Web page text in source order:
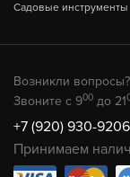
Садовые инструменты
Возникли вопросы?
Звоните с 900 до 21
+7 (920) 930-
Принимаем